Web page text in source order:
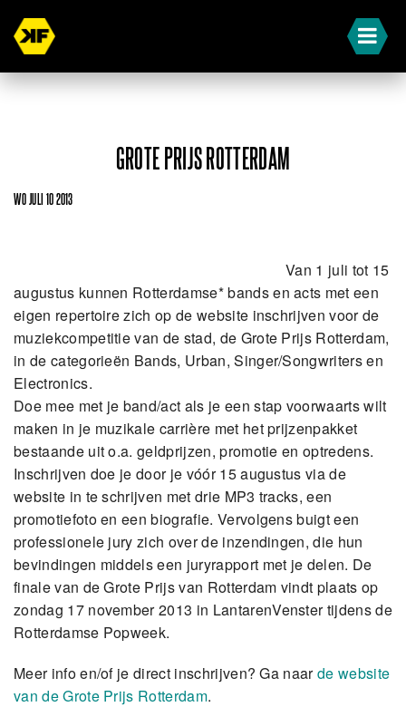
GROTE PRIJS ROTTERDAM
WO JULI 10 2013
Van 1 juli tot 15
augustus kunnen Rotterdamse* bands en acts met een
eigen repertoire zich op de website inschrijven voor de
muziekcompetitie van de stad, de Grote Prijs Rotterdam,
in de categorieën Bands, Urban, Singer/Songwriters en
Electronics.
Doe mee met je band/act als je een stap voorwaarts wilt
maken in je muzikale carrière met het prijzenpakket
bestaande uit o.a. geldprijzen, promotie en optredens.
Inschrijven doe je door je vóór 15 augustus via de
website in te schrijven met drie MP3 tracks, een
promotiefoto en een biografie. Vervolgens buigt een
professionele jury zich over de inzendingen, die hun
bevindingen middels een juryrapport met je delen. De
finale van de Grote Prijs van Rotterdam vindt plaats op
zondag 17 november 2013 in LantarenVenster tijdens de
Rotterdamse Popweek.
Meer info en/of je direct inschrijven? Ga naarde website
van de Grote Prijs Rotterdam.